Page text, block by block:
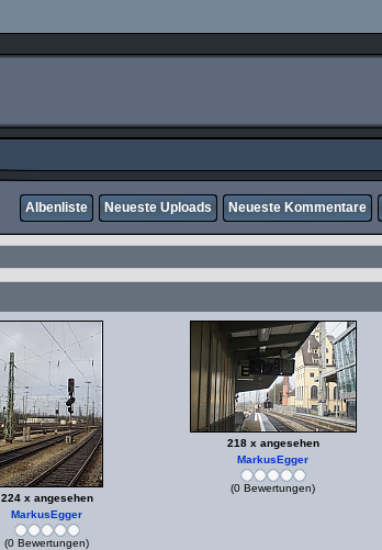
Albenliste Neueste Uploads Neueste Kommentare
224 x angesehen
MarkusEgger
(0 Bewertungen)
218 x angesehen
MarkusEgger
(0 Bewertungen)